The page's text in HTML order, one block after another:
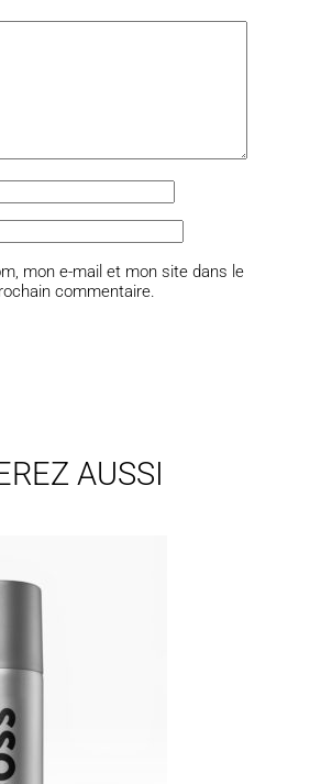
mon e-mail et mon site dans le
commentaire.
AUSSI